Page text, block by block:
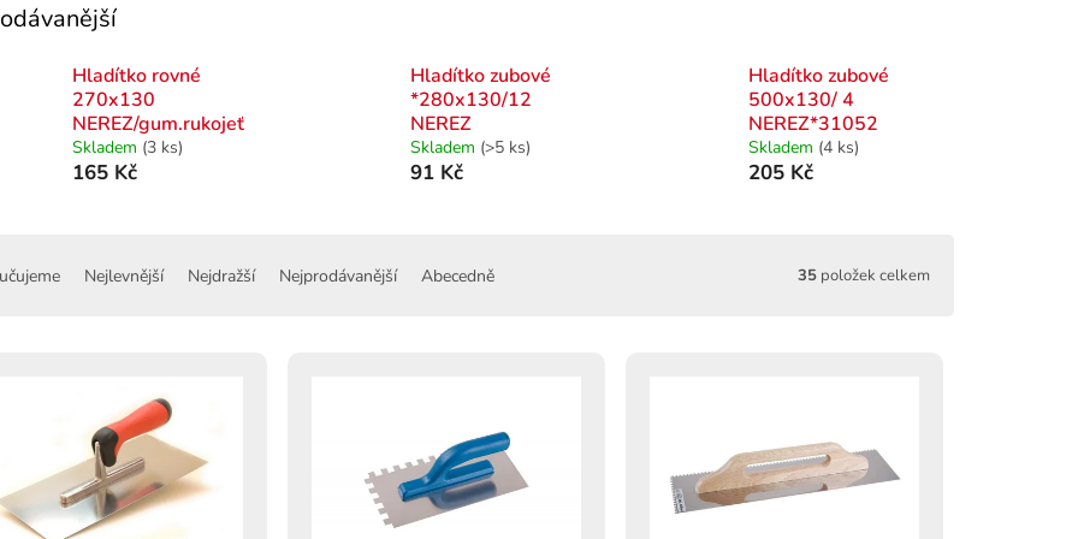
Hladítko rovné
270x130
NEREZ/gum.rukojeť
Skladem (3 ks)
165 Kč
Hladítko zubové
*280x130/12
NEREZ
Skladem (>5 ks)
91 Kč
Hladítko zubové
500x130/ 4
NEREZ*31052
Skladem (4 ks)
205 Kč
Nejlevnější Nejdražší Nejprodávanější Abecedně 35 položek celkem